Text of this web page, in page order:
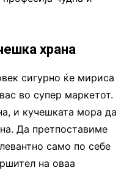
храна
сигурно ќе мириса
во супер маркетот.
и кучешката мора да
Да претпоставиме
само по себе
на оваа